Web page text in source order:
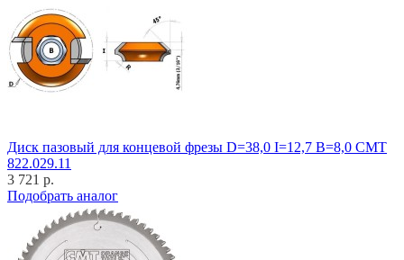
Диск пазовый для концевой фрезы D=38,0 I=12,7 B=8,0 CMT
822.029.11
3 721 р.
Подобрать аналог